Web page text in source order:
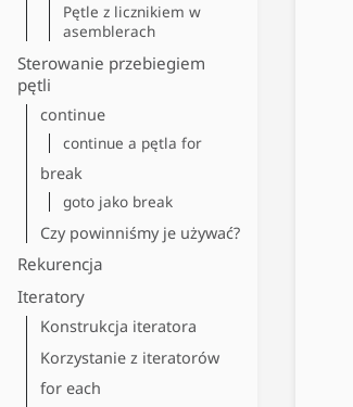
Pętle z licznikiem w
asemblerach
Sterowanie przebiegiem
pętli
continue
continue a pętla for
break
goto jako break
Czy powinniśmy je używać?
Rekurencja
Iteratory
Konstrukcja iteratora
Korzystanie z iteratorów
for each